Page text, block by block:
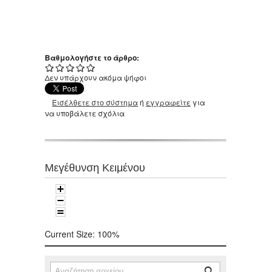
Βαθμολογήστε το άρθρο:
Δεν υπάρχουν ακόμα ψήφοι
Εισέλθετε στο σύστημαή εγγραφείτε για
να υποβάλετε σχόλια
Μεγέθυνση Κειμένου
Current Size: 100%
Φόρμα αναζήτησης
Αναζήτηση